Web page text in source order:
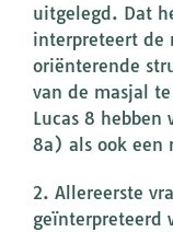
uitgelegd. Dat
interpreteert de
oriënterende
van de masjal
Lucas 8
8a) als ook een
2. Allereerste
geïnterpreteerd